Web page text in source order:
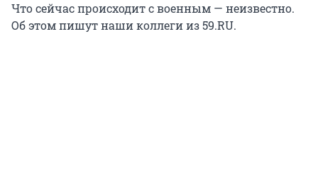
Что сейчас происходит с военным — неизвестно.
Об этом пишут наши коллеги из 59.RU.